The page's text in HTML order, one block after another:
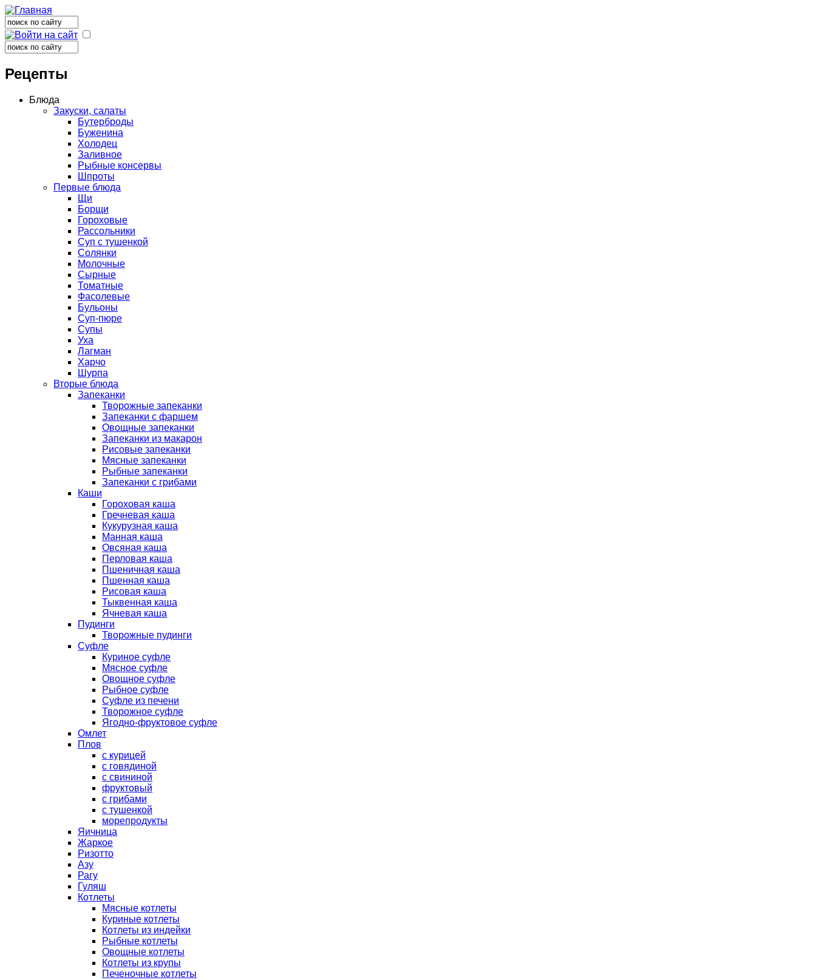
Форма поиска
Поиск
Поиск
Рецепты
Блюда
Закуски, салаты
Бутерброды
Буженина
Холодец
Заливное
Рыбные консервы
Шпроты
Первые блюда
Щи
Борщи
Гороховые
Рассольники
Суп с тушенкой
Солянки
Молочные
Сырные
Томатные
Фасолевые
Бульоны
Суп-пюре
Супы
Уха
Лагман
Харчо
Шурпа
Вторые блюда
Запеканки
Творожные запеканки
Запеканки с фаршем
Овощные запеканки
Запеканки из макарон
Рисовые запеканки
Мясные запеканки
Рыбные запеканки
Запеканки с грибами
Каши
Гороховая каша
Гречневая каша
Кукурузная каша
Манная каша
Овсяная каша
Перловая каша
Пшеничная каша
Пшенная каша
Рисовая каша
Тыквенная каша
Ячневая каша
Пудинги
Творожные пудинги
Суфле
Куриное суфле
Мясное суфле
Овощное суфле
Рыбное суфле
Суфле из печени
Творожное суфле
Ягодно-фруктовое суфле
Омлет
Плов
с курицей
с говядиной
с свининой
фруктовый
с грибами
с тушенкой
морепродукты
Яичница
Жаркое
Ризотто
Азу
Рагу
Гуляш
Котлеты
Мясные котлеты
Куриные котлеты
Котлеты из индейки
Рыбные котлеты
Овощные котлеты
Котлеты из крупы
Печеночные котлеты